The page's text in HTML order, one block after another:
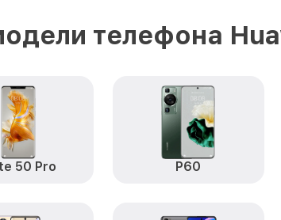
Замена микрофона Nova Y90
Замена экрана Nova Y90 Huawei
Замена аккумулятора Nova Y90
Замена задней крышки Nova
телефона
50 Pro P60